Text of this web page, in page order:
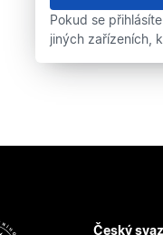
Český
Pokud se
jiných zařízeních,